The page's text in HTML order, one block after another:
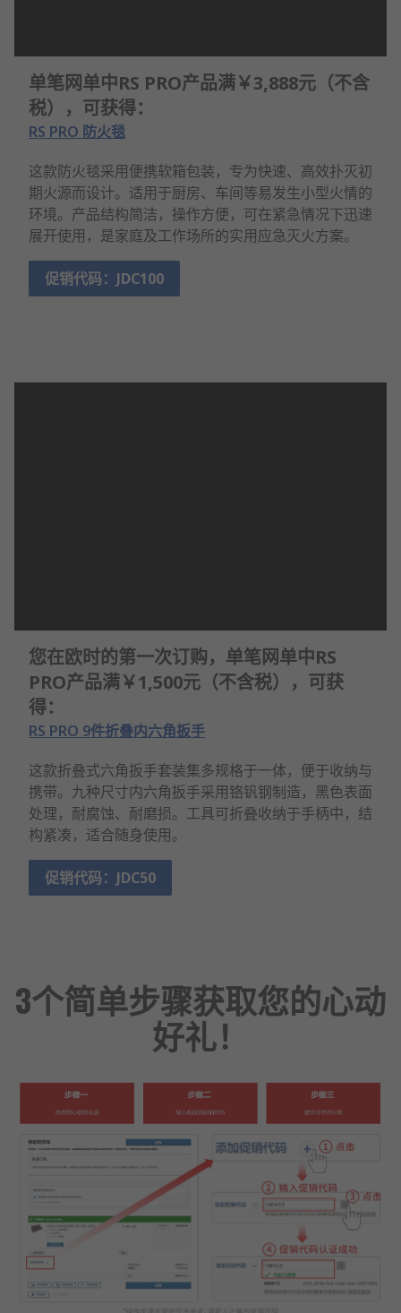
单笔网单中RS PRO产品满￥3,888元（不含
税），可获得：
RS PRO 防火毯
这款防火毯采用便携软箱包装，专为快速、高效扑灭初
期火源而设计。适用于厨房、车间等易发生小型火情的
环境。产品结构简洁，操作方便，可在紧急情况下迅速
展开使用，是家庭及工作场所的实用应急灭火方案。
促销代码：JDC100
您在欧时的第一次订购，单笔网单中RS
PRO产品满￥1,500元（不含税），可获
得：
RS PRO 9件折叠内六角扳手
这款折叠式六角扳手套装集多规格于一体，便于收纳与
携带。九种尺寸内六角扳手采用铬钒钢制造，黑色表面
处理，耐腐蚀、耐磨损。工具可折叠收纳于手柄中，结
构紧凑，适合随身使用。
促销代码：JDC50
3个简单步骤获取您的心动
好礼！